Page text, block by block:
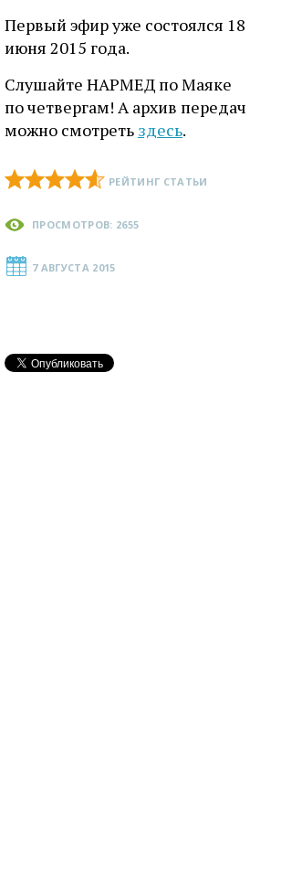
Первый эфир уже состоялся 18
июня 2015 года.
Слушайте НАРМЕД по Маяке
по четвергам! А архив передач
можно смотреть здесь.
РЕЙТИНГ СТАТЬИ
ПРОСМОТРОВ: 2655
7 АВГУСТА 2015